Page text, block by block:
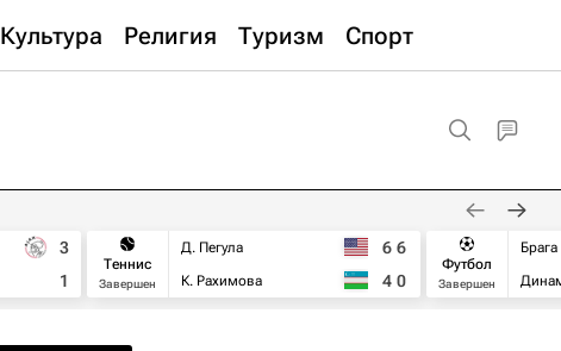
Культура Религия Туризм Спорт
3
1
Теннис
Завершен
Д. Пегула
К. Рахимова
6 6
4 0
Футбол
Завершен
Брага